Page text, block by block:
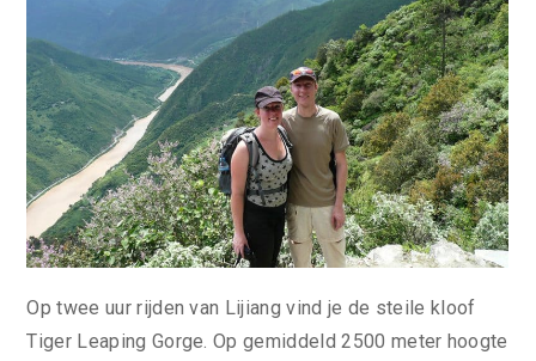
Op twee uur rijden van Lijiang vind je de steile kloof
Tiger Leaping Gorge. Op gemiddeld 2500 meter hoogte